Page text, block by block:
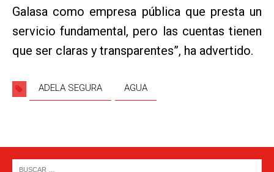
Galasa como empresa pública que presta un
servicio fundamental, pero las cuentas tienen
que ser claras y transparentes”, ha advertido.
ADELA SEGURA AGUA